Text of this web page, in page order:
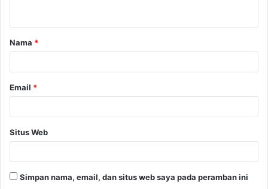
a
r
Nama *
Email *
Situs Web
Simpan nama, email, dan situs web saya pada peramban ini